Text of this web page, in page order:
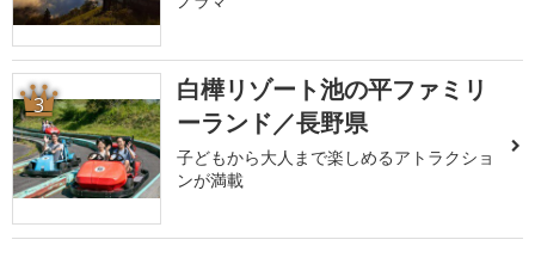
3
白樺リゾート池の平ファミリ
ーランド／長野県
子どもから大人まで楽しめるアトラクショ
ンが満載